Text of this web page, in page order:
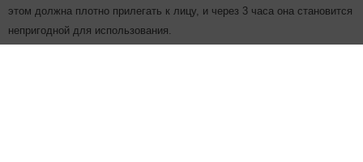
этом должна плотно прилегать к лицу, и через 3 часа она становится
непригодной для использования.